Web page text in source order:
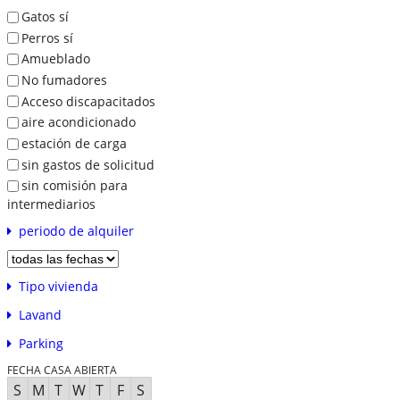
Gatos sí
Perros sí
Amueblado
No fumadores
Acceso discapacitados
aire acondicionado
estación de carga
sin gastos de solicitud
sin comisión para
intermediarios
periodo de alquiler
Tipo vivienda
Lavand
Parking
FECHA CASA ABIERTA
S M T W T F S